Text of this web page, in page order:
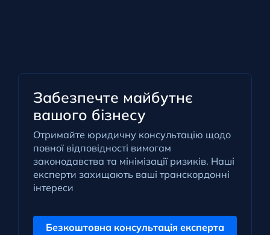
Забезпечте майбутнє
вашого бізнесу
Отримайте юридичну консультацію щодо
повної відповідності вимогам
законодавства та мінімізації ризиків. Наші
експерти захищають ваші транскордонні
інтереси
Безкоштовна консультація експерта